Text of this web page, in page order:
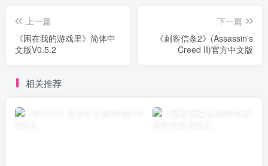
上一篇
《困在我的游戏里》简体中
文版V0.5.2
下一篇
《刺客信条2》(Assassin's
Creed II)官方中文版
相关推荐